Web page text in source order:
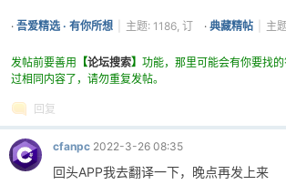
· 吾爱精选 · 有你所想
主题: 1186, 订
· 典藏精帖 主
发帖前要善用 【论坛搜索】 功能，那里可能会有你要找
过相同内容了，请勿重复发帖。
回复
cfanpc 2022-3-26 08:35
回头APP我去翻译一下，晚点再发上来